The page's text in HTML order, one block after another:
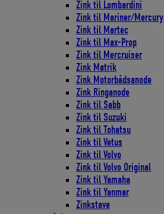
Zink til Lombardini
Zink til Mariner/Mercury
Zink til Martec
Zink til Max-Prop
Zink til Mercruiser
Zink Møtrik
Zink Motorbådsanode
Zink Ringanode
Zink til Sabb
Zink til Suzuki
Zink til Tohatsu
Zink til Vetus
Zink til Volvo
Zink til Volvo Original
Zink til Yamaha
Zink til Yanmar
Zinkstave